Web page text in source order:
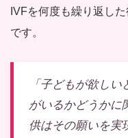
IVFを何度も繰り返し
です。
「子どもが欲し
がいるかどうかに
供はその願いを実